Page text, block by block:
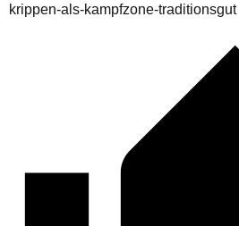
krippen-als-kampfzone-traditionsgut